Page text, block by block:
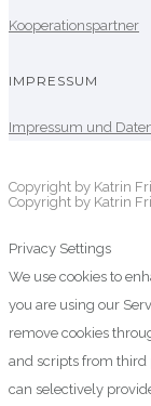
Kooperationspartner
IMPRESSUM
Impressum und
Copyright by Katrin
Copyright by Katrin
Privacy Settings
We use cookies to
you are using our
remove cookies
and scripts from third
can selectively